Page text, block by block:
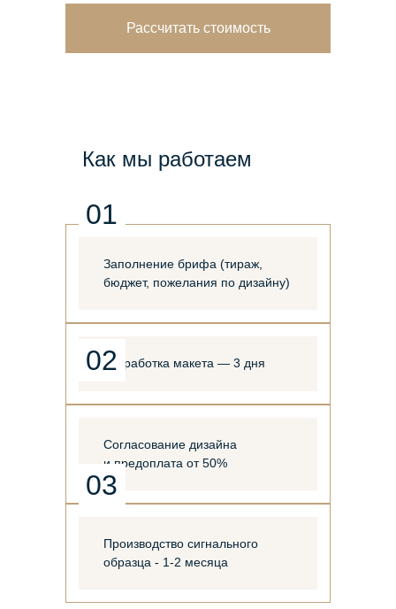
Рассчитать стоимость
Заполнение брифа (тираж,
бюджет, пожелания по дизайну)
Разработка макета — 3 дня
Согласование дизайна
и предоплата от 50%
Производство сигнального
образца - 1-2 месяца
03
02
01
Как мы работаем